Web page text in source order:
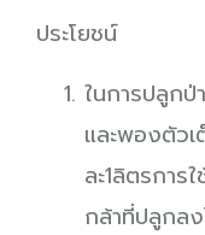
ประโยชน์
ในการปลูกป่
และพองตัว
ละ1ลิตรกา
กล้าที่ปลูกล